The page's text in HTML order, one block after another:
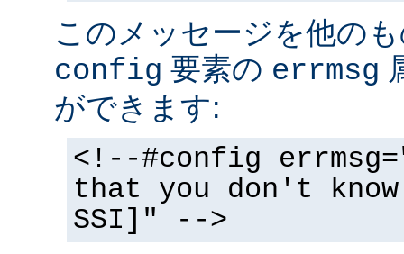
このメッセージを他の
config 要素の errmsg
ができます:
<!--#config
that you don't
SSI]" -->